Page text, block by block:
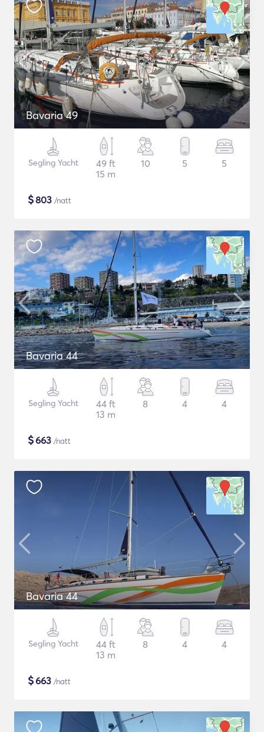
Bavaria 49
Segling Yacht
49 ft
15 m
10 5 5
$803 /natt
Bavaria 44
Segling Yacht
44 ft
13 m
8 4 4
$663 /natt
Bavaria 44
Segling Yacht
44 ft
13 m
8 4 4
$663 /natt